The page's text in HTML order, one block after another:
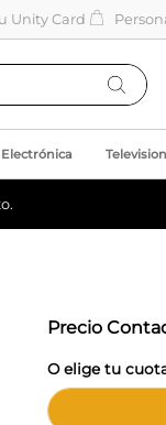
Unity Card
Electrónica
Precio
O elige tu